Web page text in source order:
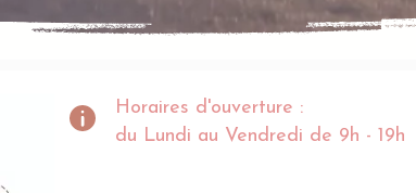
Horaires d'ouverture :
du Lundi au Vendredi de 9h - 19h